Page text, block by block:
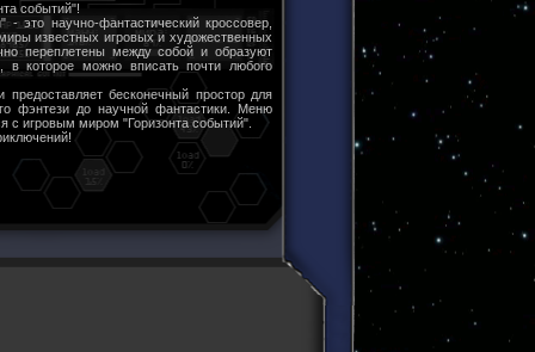
событий"!
это научно-фантастический кроссовер,
известных игровых и художественных
переплетены между собой и образуют
в которое можно вписать почти любого
бесконечный простор для
фэнтези до научной фантастики. Меню
с игровым миром "Горизонта событий".